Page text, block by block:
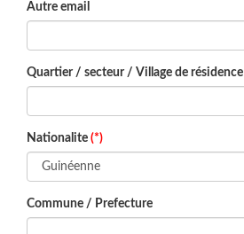
Autre email
Quartier / secteur / Village de résidence
Nationalite (*)
Commune / Prefecture